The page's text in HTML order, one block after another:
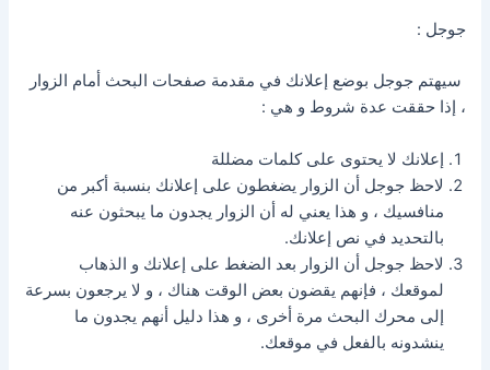
جوجل :
سيهتم جوجل بوضع إعلانك في مقدمة صفحات البحث أمام الزوار
، إذا حققت عدة شروط و هي :
إعلانك لا يحتوى على كلمات مضللة
لاحظ جوجل أن الزوار يضغطون على إعلانك بنسبة أكبر من
منافسيك ، و هذا يعني له أن الزوار يجدون ما يبحثون عنه
بالتحديد في نص إعلانك.
لاحظ جوجل أن الزوار بعد الضغط على إعلانك و الذهاب
لموقعك ، فإنهم يقضون بعض الوقت هناك ، و لا يرجعون بسرعة
إلى محرك البحث مرة أخرى ، و هذا دليل أنهم يجدون ما
ينشدونه بالفعل في موقعك.